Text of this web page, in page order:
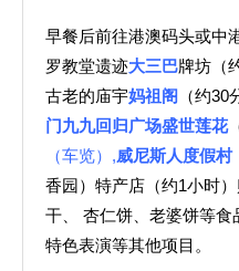
早餐后前往港澳码头或中
罗教堂遗迹大三巴牌坊（
古老的庙宇妈祖阁 （约30
门九九回归广场盛世莲花
（车览）,威尼斯人度假村
香园）特产店（约1小时
干、 杏仁饼、老婆饼等
特色表演等其他项目。